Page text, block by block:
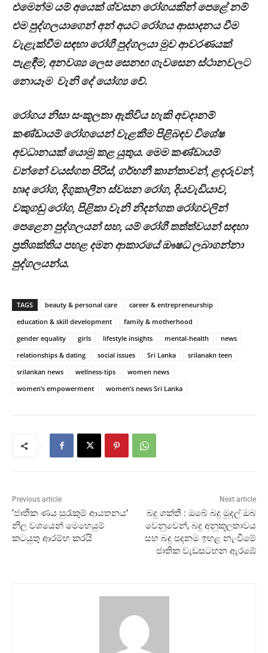
එමෙන්ම යම් අයෙක් ශ්වසන රෝගයකින් පෙළේ නම්
එම පුද්ගලයාගෙන් අන් අයට රෝගය ආසාදනය වීම
වැළැක්වීම සඳහා රෝගී පුද්ගලයා මුව ආවරණයක්
පැළඳීම, අනවශ්‍ය ලෙස සෙනඟ ගැවසෙන ස්ථානවලට
නොයෑම වැනි දේ යෝග්‍ය වේ.
රෝගය නිසා සංකූලතා ඇතිවිය හැකි අවදානම්
කණ්ඩායම් රෝගයෙන් වැළකීම පිළිබඳව විශේෂ
අවධානයක් යොමු කළ යුතුය. මෙම කණ්ඩායම්
වන්නේ වයස්ගත පිරිස්, ගර්භනී කාන්තාවන්, ළදරුවන්,
හෘද රෝග, දිගුකාලීන ස්වසන රෝග, දියවැඩියාව,
වකුගඩු රෝග, පිළිකා වැනි නිදන්ගත රෝගවලින්
පෙළෙන පුද්ගලයන් සහ, යම් රෝගී තත්ත්වයන් සඳහා
ප්‍රතිශක්තිය පහළ දමන ආකාරයේ ඖෂධ ලබාගන්නා
පුද්ගලයන්ය.
TAGS beauty & personal care
career & entrepreneurship
education & skill development
family & motherhood
gender equality
girls lifestyle insights mental-health
news
relationships & dating
social issues Sri Lanka
srilanakn teen
srilankan news
wellness-tips
women news
women’s empowerment
women’s news Sri Lanka
Previous article
‘ජාතික ණය සුරැකුම් ආයතනය’
නිල වශයෙන් මෙහෙයුම්
කටයුතු ආරම්භ කරයි
Next article
බදු ශක්තී : ඔබේ බදු මුදල් ඔබ
වෙනුවෙන්, බදු අනුකූලතාවය
සහ බදු පදනම ඉහළ නැංවීමේ
ජාතික වැඩසටහන ඇරඹේ